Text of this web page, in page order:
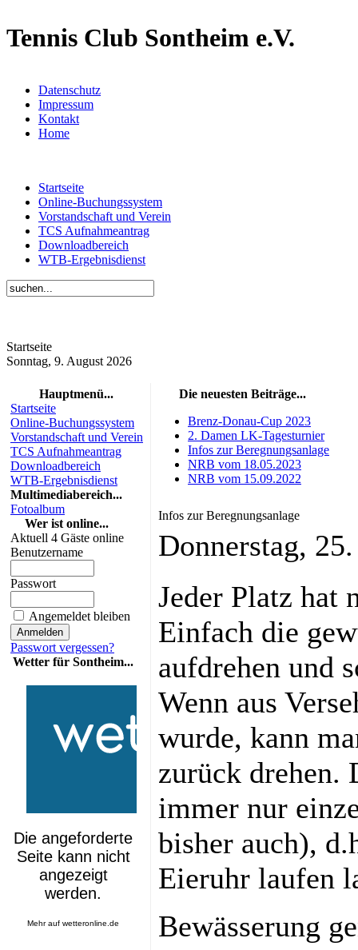
Tennis Club Sontheim e.V.
Datenschutz
Impressum
Kontakt
Home
Startseite
Online-Buchungssystem
Vorstandschaft und Verein
TCS Aufnahmeantrag
Downloadbereich
WTB-Ergebnisdienst
Startseite
Sonntag, 9. August 2026
Hauptmenü...
Startseite
Online-Buchungssystem
Vorstandschaft und Verein
TCS Aufnahmeantrag
Downloadbereich
WTB-Ergebnisdienst
Multimediabereich...
Fotoalbum
Wer ist online...
Aktuell 4 Gäste online
Benutzername
Passwort
Angemeldet bleiben
Passwort vergessen?
Wetter für Sontheim...
Mehr aufwetteronline.de
Die neuesten Beiträge...
Brenz-Donau-Cup 2023
2. Damen LK-Tagesturnier
Infos zur Beregnungsanlage
NRB vom 18.05.2023
NRB vom 15.09.2022
Infos zur Beregnungsanlage
Donnerstag,
Jeder Platz hat
Einfach die
aufdrehen und
Wenn aus
wurde, kann
zurück drehen.
immer nur
bisher auch),
Eieruhr laufen
Bewässerung